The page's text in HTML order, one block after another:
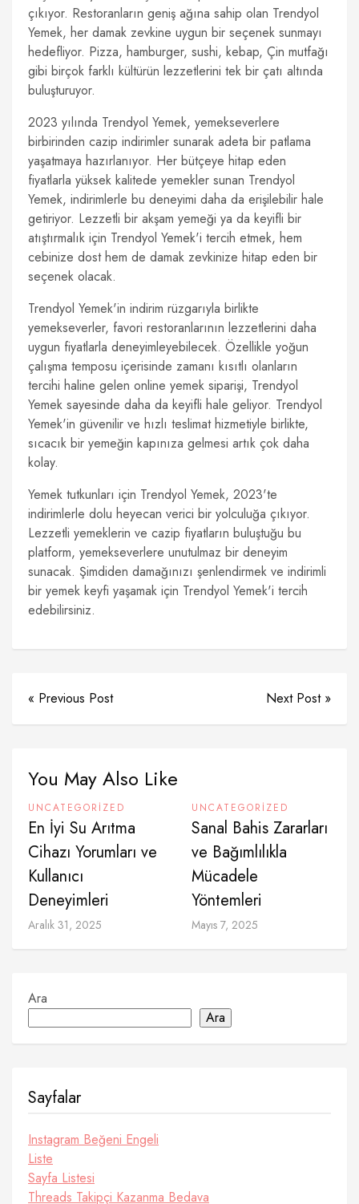
çıkıyor. Restoranların geniş ağına sahip olan Trendyol
Yemek, her damak zevkine uygun bir seçenek sunmayı
hedefliyor. Pizza, hamburger, sushi, kebap, Çin mutfağı
gibi birçok farklı kültürün lezzetlerini tek bir çatı altında
buluşturuyor.
2023 yılında Trendyol Yemek, yemekseverlere
birbirinden cazip indirimler sunarak adeta bir patlama
yaşatmaya hazırlanıyor. Her bütçeye hitap eden
fiyatlarla yüksek kalitede yemekler sunan Trendyol
Yemek, indirimlerle bu deneyimi daha da erişilebilir hale
getiriyor. Lezzetli bir akşam yemeği ya da keyifli bir
atıştırmalık için Trendyol Yemek'i tercih etmek, hem
cebinize dost hem de damak zevkinize hitap eden bir
seçenek olacak.
Trendyol Yemek'in indirim rüzgarıyla birlikte
yemekseverler, favori restoranlarının lezzetlerini daha
uygun fiyatlarla deneyimleyebilecek. Özellikle yoğun
çalışma temposu içerisinde zamanı kısıtlı olanların
tercihi haline gelen online yemek siparişi, Trendyol
Yemek sayesinde daha da keyifli hale geliyor. Trendyol
Yemek'in güvenilir ve hızlı teslimat hizmetiyle birlikte,
sıcacık bir yemeğin kapınıza gelmesi artık çok daha
kolay.
Yemek tutkunları için Trendyol Yemek, 2023'te
indirimlerle dolu heyecan verici bir yolculuğa çıkıyor.
Lezzetli yemeklerin ve cazip fiyatların buluştuğu bu
platform, yemekseverlere unutulmaz bir deneyim
sunacak. Şimdiden damağınızı şenlendirmek ve indirimli
bir yemek keyfi yaşamak için Trendyol Yemek'i tercih
edebilirsiniz.
« Previous Post Next Post »
You May Also Like
UNCATEGORIZED
En İyi Su Arıtma
Cihazı Yorumları ve
Kullanıcı
Deneyimleri
Aralık 31, 2025
UNCATEGORIZED
Sanal Bahis Zararları
ve Bağımlılıkla
Mücadele
Yöntemleri
Mayıs 7, 2025
Ara
Ara
Sayfalar
Instagram Beğeni Engeli
Liste
Sayfa Listesi
Threads Takipçi Kazanma Bedava